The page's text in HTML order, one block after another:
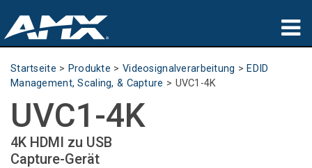
Produkte
Partners
Wo zu kaufen
Startseite > Produkte > Videosignalverarbeitung > EDID
Management, Scaling, & Capture > UVC1-4K
UVC1-4K
4K HDMI zu USB
Capture-Gerät